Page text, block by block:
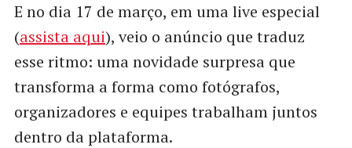
E no dia 17 de março, em uma live especial
(assista aqui), veio o anúncio que traduz
esse ritmo: uma novidade surpresa que
transforma a forma como fotógrafos,
organizadores e equipes trabalham juntos
dentro da plataforma.